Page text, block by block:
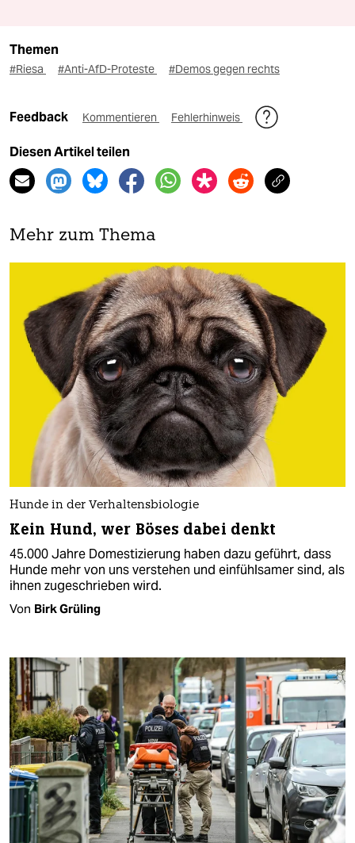
Themen
#Riesa #Anti-AfD-Proteste #Demos gegen rechts
Feedback Kommentieren Fehlerhinweis
Diesen Artikel teilen
Mehr zum Thema
Hunde in der Verhaltensbiologie
Kein Hund, wer Böses dabei denkt
45.000 Jahre Domestizierung haben dazu geführt, dass
Hunde mehr von uns verstehen und einfühlsamer sind, als
ihnen zugeschrieben wird.
Von Birk Grüling